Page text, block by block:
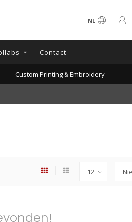
NL
Contact
Custom Printing & Embroidery